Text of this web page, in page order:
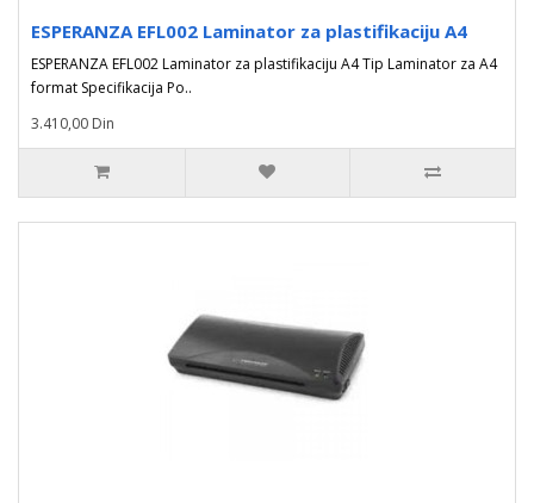
ESPERANZA EFL002 Laminator za plastifikaciju A4
ESPERANZA EFL002 Laminator za plastifikaciju A4 Tip Laminator za A4
format Specifikacija Po..
3.410,00 Din